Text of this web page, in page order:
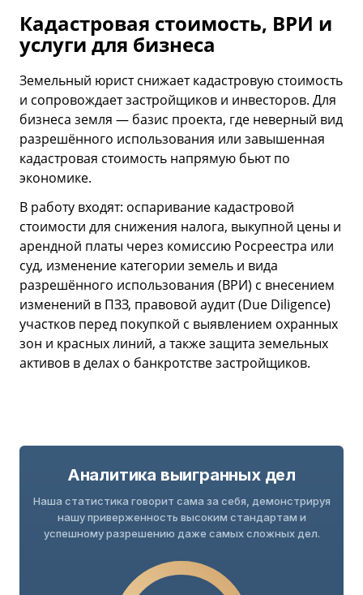
Кадастровая стоимость, ВРИ и
услуги для бизнеса
Земельный юрист снижает кадастровую стоимость
и сопровождает застройщиков и инвесторов. Для
бизнеса земля — базис проекта, где неверный вид
разрешённого использования или завышенная
кадастровая стоимость напрямую бьют по
экономике.
В работу входят: оспаривание кадастровой
стоимости для снижения налога, выкупной цены и
арендной платы через комиссию Росреестра или
суд, изменение категории земель и вида
разрешённого использования (ВРИ) с внесением
изменений в ПЗЗ, правовой аудит (Due Diligence)
участков перед покупкой с выявлением охранных
зон и красных линий, а также защита земельных
активов в делах о банкротстве застройщиков.
Аналитика выигранных дел
Наша статистика говорит сама за себя, демонстрируя
нашу приверженность высоким стандартам и
успешному разрешению даже самых сложных дел.